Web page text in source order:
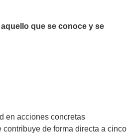
que se conoce y se
en acciones concretas
de forma directa a cinco